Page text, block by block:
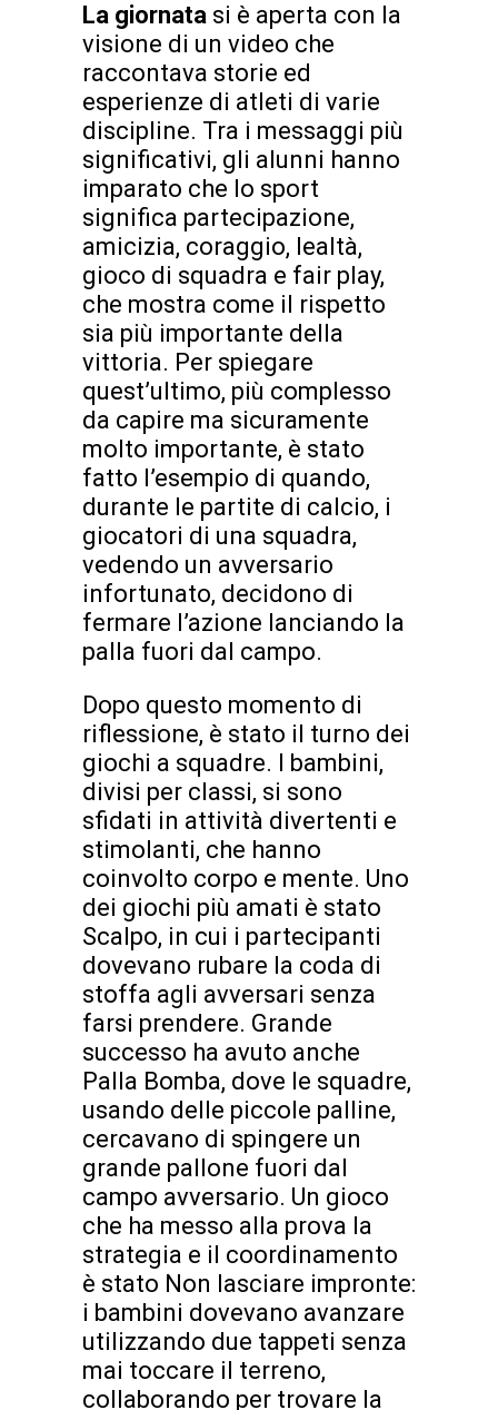
La giornata si è aperta con la
visione di un video che
raccontava storie ed
esperienze di atleti di varie
discipline. Tra i messaggi più
significativi, gli alunni hanno
imparato che lo sport
significa partecipazione,
amicizia, coraggio, lealtà,
gioco di squadra e fair play,
che mostra come il rispetto
sia più importante della
vittoria. Per spiegare
quest’ultimo, più complesso
da capire ma sicuramente
molto importante, è stato
fatto l’esempio di quando,
durante le partite di calcio, i
giocatori di una squadra,
vedendo un avversario
infortunato, decidono di
fermare l’azione lanciando la
palla fuori dal campo.
Dopo questo momento di
riflessione, è stato il turno dei
giochi a squadre. I bambini,
divisi per classi, si sono
sfidati in attività divertenti e
stimolanti, che hanno
coinvolto corpo e mente. Uno
dei giochi più amati è stato
Scalpo, in cui i partecipanti
dovevano rubare la coda di
stoffa agli avversari senza
farsi prendere. Grande
successo ha avuto anche
Palla Bomba, dove le squadre,
usando delle piccole palline,
cercavano di spingere un
grande pallone fuori dal
campo avversario. Un gioco
che ha messo alla prova la
strategia e il coordinamento
è stato Non lasciare impronte:
i bambini dovevano avanzare
utilizzando due tappeti senza
mai toccare il terreno,
collaborando per trovare la